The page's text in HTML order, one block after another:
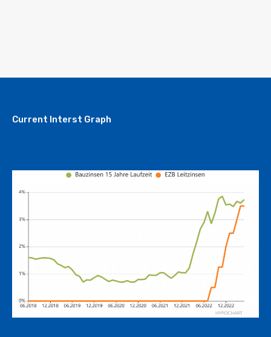
Current Interst Graph